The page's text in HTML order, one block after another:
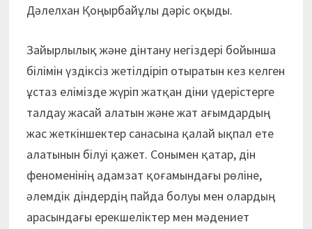
Дәлелхан Қоңырбайұлы дәріс оқыды.
Зайырлылық және дінтану негіздері бойынша
білімін үздіксіз жетілдіріп отыратын кез келген
ұстаз елімізде жүріп жатқан діни үдерістерге
талдау жасай алатын және жат ағымдардың
жас жеткіншектер санасына қалай ықпал ете
алатынын білуі қажет. Сонымен қатар, дін
феноменінің адамзат қоғамындағы рөліне,
әлемдік діндердің пайда болуы мен олардың
арасындағы ерекшеліктер мен мәдениет